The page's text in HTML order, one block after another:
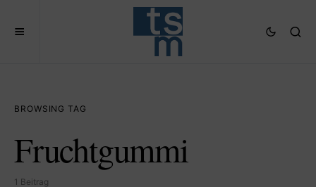
BROWSING TAG
Fruchtgummi
1 Beitrag